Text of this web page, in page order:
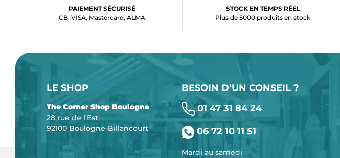
PAIEMENT SÉCURISÉ
CB, VISA, Mastercard, ALMA
STOCK EN TEMPS RÉEL
Plus de 5000 produits en stock
LE SHOP
The Corner Shop Boulogne
28 rue de l'Est
92100 Boulogne-Billancourt
BESOIN D’UN CONSEIL ?
01 47 31 84 24
06 72 10 11 51
Mardi au samedi